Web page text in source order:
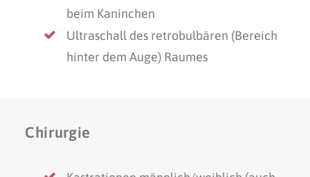
beim Kaninchen
Ultraschall des retrobulbären (Bereich
hinter dem Auge) Raumes
Chirurgie